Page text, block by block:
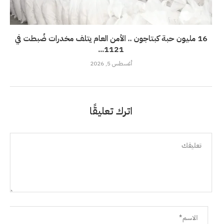
16 مليون حبة كبتاجون .. الأمن العام يتلف مخدرات ضُبطت في
1121...
أغسطس 5, 2026
اترك تعليقًا